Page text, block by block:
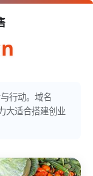
行动。域名
大适合搭建创业